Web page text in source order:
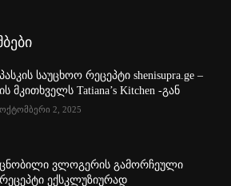
პასკის საუცხოო რეცეპტი shenisupra.ge –
ის მკითხველს Tatiana’s Kitchen -გან
ოქტომბერი 2, 2025
ცნობილი ვლოგერის გამორჩეული
რეცეპტი ექსკლუზიურად